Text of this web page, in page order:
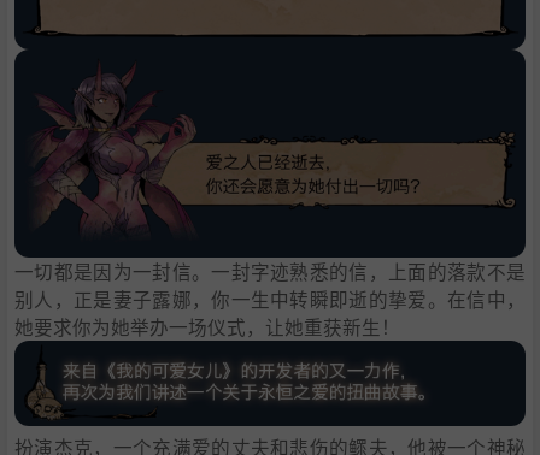
一切都是因为一封信。一封字迹熟悉的信，上面的落款不是
别人，正是妻子露娜，你一生中转瞬即逝的挚爱。在信中，
她要求你为她举办一场仪式，让她重获新生！
扮演杰克，一个充满爱的丈夫和悲伤的鳏夫，他被一个神秘